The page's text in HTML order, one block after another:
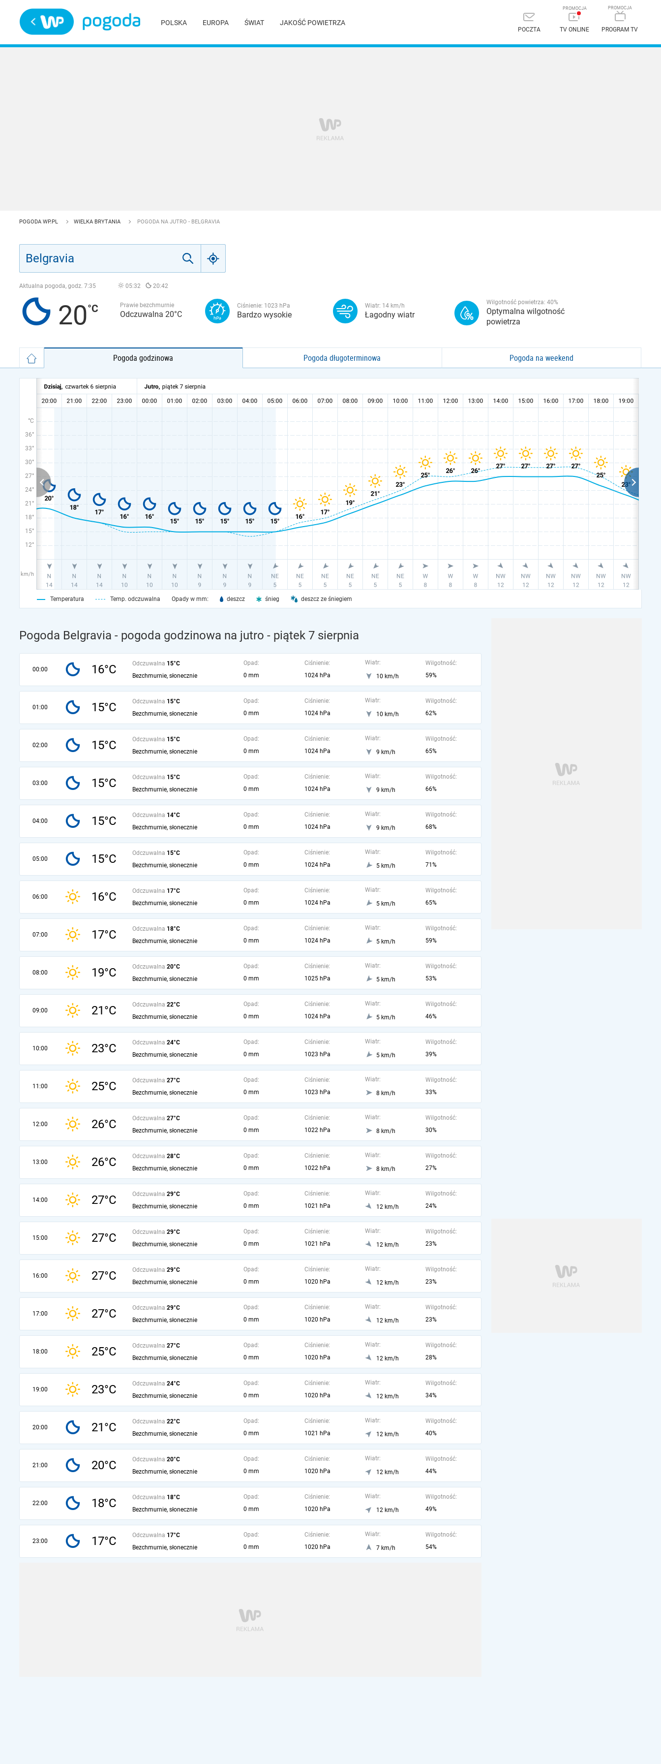
POLSKA EUROPA ŚWIAT JAKOŚĆ POWIETRZA
POCZTA TV ONLINE PROGRAM TV
POGODA WP.PL WIELKA BRYTANIA POGODA NA JUTRO - BELGRAVIA
Aktualna pogoda, godz. 7:35 05:32 20:42
20 Prawie bezchmurnie
Odczuwalna 20°C
Ciśnienie: 1023 hPa
Bardzo wysokie
Wiatr: 14 km/h
Łagodny wiatr
Wilgotność powietrza: 40%
Optymalna wilgotność
powietrza
Pogoda godzinowa Pogoda długoterminowa Pogoda na weekend
°C
36°
33°
30°
27°
24°
21°
18°
15°
12°
km/h
Temperatura Temp. odczuwalna Opady w mm: deszcz śnieg deszcz ze śniegiem
Pogoda Belgravia - pogoda godzinowa na jutro - piątek 7 sierpnia
00:00 16°C Odczuwalna 15°C
Bezchmurnie, słonecznie
Opad:
0 mm
Ciśnienie:
1024 hPa
Wiatr:
10 km/h
Wilgotność:
59%
01:00 15°C Odczuwalna 15°C
Bezchmurnie, słonecznie
Opad:
0 mm
Ciśnienie:
1024 hPa
Wiatr:
10 km/h
Wilgotność:
62%
02:00 15°C Odczuwalna 15°C
Bezchmurnie, słonecznie
Opad:
0 mm
Ciśnienie:
1024 hPa
Wiatr:
9 km/h
Wilgotność:
65%
03:00 15°C Odczuwalna 15°C
Bezchmurnie, słonecznie
Opad:
0 mm
Ciśnienie:
1024 hPa
Wiatr:
9 km/h
Wilgotność:
66%
04:00 15°C Odczuwalna 14°C
Bezchmurnie, słonecznie
Opad:
0 mm
Ciśnienie:
1024 hPa
Wiatr:
9 km/h
Wilgotność:
68%
05:00 15°C Odczuwalna 15°C
Bezchmurnie, słonecznie
Opad:
0 mm
Ciśnienie:
1024 hPa
Wiatr:
5 km/h
Wilgotność:
71%
06:00 16°C Odczuwalna 17°C
Bezchmurnie, słonecznie
Opad:
0 mm
Ciśnienie:
1024 hPa
Wiatr:
5 km/h
Wilgotność:
65%
07:00 17°C Odczuwalna 18°C
Bezchmurnie, słonecznie
Opad:
0 mm
Ciśnienie:
1024 hPa
Wiatr:
5 km/h
Wilgotność:
59%
08:00 19°C Odczuwalna 20°C
Bezchmurnie, słonecznie
Opad:
0 mm
Ciśnienie:
1025 hPa
Wiatr:
5 km/h
Wilgotność:
53%
09:00 21°C Odczuwalna 22°C
Bezchmurnie, słonecznie
Opad:
0 mm
Ciśnienie:
1024 hPa
Wiatr:
5 km/h
Wilgotność:
46%
10:00 23°C Odczuwalna 24°C
Bezchmurnie, słonecznie
Opad:
0 mm
Ciśnienie:
1023 hPa
Wiatr:
5 km/h
Wilgotność:
39%
11:00 25°C Odczuwalna 27°C
Bezchmurnie, słonecznie
Opad:
0 mm
Ciśnienie:
1023 hPa
Wiatr:
8 km/h
Wilgotność:
33%
12:00 26°C Odczuwalna 27°C
Bezchmurnie, słonecznie
Opad:
0 mm
Ciśnienie:
1022 hPa
Wiatr:
8 km/h
Wilgotność:
30%
13:00 26°C Odczuwalna 28°C
Bezchmurnie, słonecznie
Opad:
0 mm
Ciśnienie:
1022 hPa
Wiatr:
8 km/h
Wilgotność:
27%
14:00 27°C Odczuwalna 29°C
Bezchmurnie, słonecznie
Opad:
0 mm
Ciśnienie:
1021 hPa
Wiatr:
12 km/h
Wilgotność:
24%
15:00 27°C Odczuwalna 29°C
Bezchmurnie, słonecznie
Opad:
0 mm
Ciśnienie:
1021 hPa
Wiatr:
12 km/h
Wilgotność:
23%
16:00 27°C Odczuwalna 29°C
Bezchmurnie, słonecznie
Opad:
0 mm
Ciśnienie:
1020 hPa
Wiatr:
12 km/h
Wilgotność:
23%
17:00 27°C Odczuwalna 29°C
Bezchmurnie, słonecznie
Opad:
0 mm
Ciśnienie:
1020 hPa
Wiatr:
12 km/h
Wilgotność:
23%
18:00 25°C Odczuwalna 27°C
Bezchmurnie, słonecznie
Opad:
0 mm
Ciśnienie:
1020 hPa
Wiatr:
12 km/h
Wilgotność:
28%
19:00 23°C Odczuwalna 24°C
Bezchmurnie, słonecznie
Opad:
0 mm
Ciśnienie:
1020 hPa
Wiatr:
12 km/h
Wilgotność:
34%
20:00 21°C Odczuwalna 22°C
Bezchmurnie, słonecznie
Opad:
0 mm
Ciśnienie:
1021 hPa
Wiatr:
12 km/h
Wilgotność:
40%
21:00 20°C Odczuwalna 20°C
Bezchmurnie, słonecznie
Opad:
0 mm
Ciśnienie:
1020 hPa
Wiatr:
12 km/h
Wilgotność:
44%
22:00 18°C Odczuwalna 18°C
Bezchmurnie, słonecznie
Opad:
0 mm
Ciśnienie:
1020 hPa
Wiatr:
12 km/h
Wilgotność:
49%
23:00 17°C Odczuwalna 17°C
Bezchmurnie, słonecznie
Opad:
0 mm
Ciśnienie:
1020 hPa
Wiatr:
7 km/h
Wilgotność:
54%